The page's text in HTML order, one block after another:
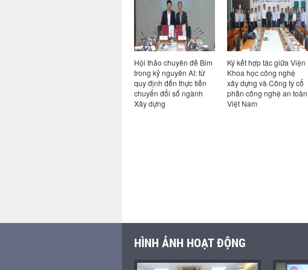
Ký kết hợp tác giữa Viện
Khoa học công nghệ
xây dựng và Công ty cổ
phần công nghệ an toàn
Việt Nam
Hội nghị sơ kết thực hiện
nhiệm vụ 6 tháng đầu
năm và triển khai nhiệm
vụ kế hoạch các tháng
cuối năm 2026
HÌNH ẢNH HOẠT ĐỘNG